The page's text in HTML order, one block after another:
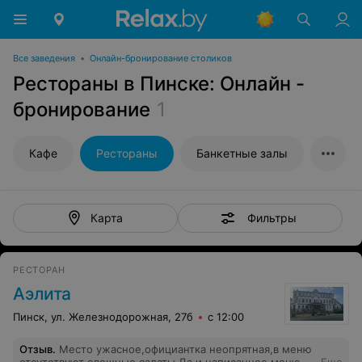
Все заведения • Онлайн-бронирование столиков
Рестораны в Пинске: Онлайн -
бронирование 1
Кафе Рестораны Банкетные залы
Карта Фильтры
РЕСТОРАН
Аэлита
Пинск, ул. Железнодорожная, 27б с 12:00
Отзыв. Место ужасное,официантка неопрятная,в меню